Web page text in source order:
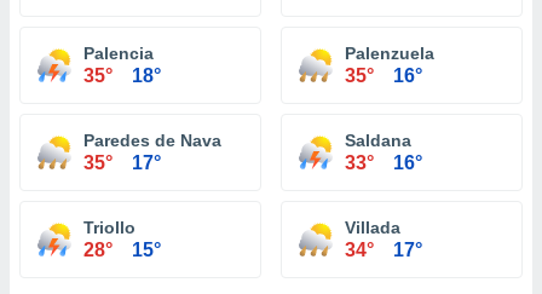
Palencia
35° 18°
Palenzuela
35° 16°
Paredes de Nava
35° 17°
Saldana
33° 16°
Triollo
28° 15°
Villada
34° 17°